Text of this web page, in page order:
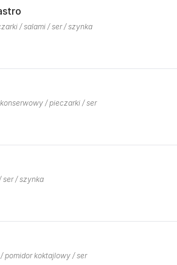
/ salami / ser / szynka
/ pieczarki / ser
ser / szynka
pomidor koktajlowy / ser